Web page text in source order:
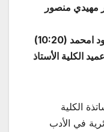
مهيدي منصور
(10:20)
الكلية الأستاذ
الكلية
في الأدب